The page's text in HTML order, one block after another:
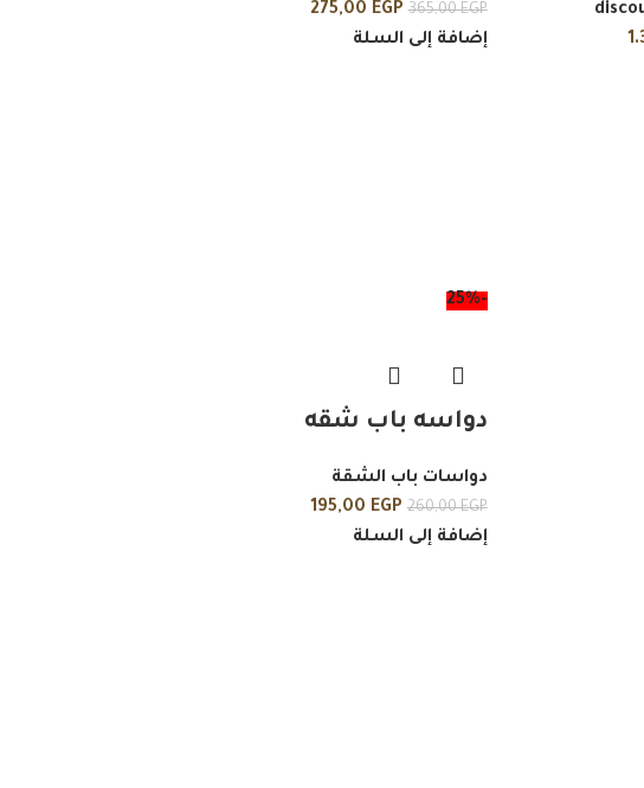
365,00EGP
275,00 EGP
إضافة إلى السلة
-25%
دواسه باب شقه
دواسات باب الشقة
260,00EGP
195,00 EGP
إضافة إلى السلة